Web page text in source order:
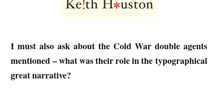
I must also ask about the Cold War double agents
mentioned – what was their role in the typographical
great narrative?